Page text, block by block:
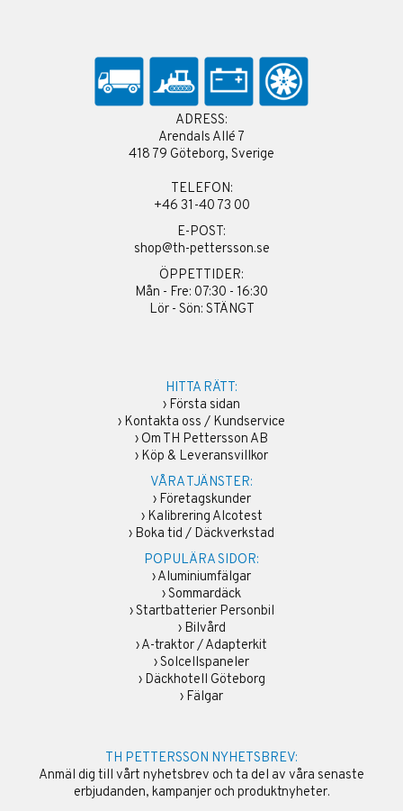
ADRESS:
Arendals Allé 7
418 79 Göteborg, Sverige
TELEFON:
+46 31-40 73 00
E-POST:
shop@th-pettersson.se
ÖPPETTIDER:
Mån - Fre: 07:30 - 16:30
Lör - Sön: STÄNGT
HITTA RÄTT:
› Första sidan
› Kontakta oss / Kundservice
› Om TH Pettersson AB
› Köp & Leveransvillkor
VÅRA TJÄNSTER:
› Företagskunder
› Kalibrering Alcotest
› Boka tid / Däckverkstad
POPULÄRA SIDOR:
›Aluminiumfälgar
›Sommardäck
›Startbatterier Personbil
› Bilvård
›A-traktor / Adapterkit
›Solcellspaneler
› Däckhotell Göteborg
› Fälgar
TH PETTERSSON NYHETSBREV:
Anmäl dig till vårt nyhetsbrev och ta del av våra senaste
erbjudanden, kampanjer och produktnyheter.